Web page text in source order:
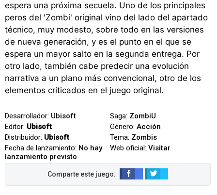
espera una próxima secuela. Uno de los principales
peros del 'Zombi' original vino del lado del apartado
técnico, muy modesto, sobre todo en las versiones
de nueva generación, y es el punto en el que se
espera un mayor salto en la segunda entrega. Por
otro lado, también cabe predecir una evolución
narrativa a un plano más convencional, otro de los
elementos criticados en el juego original.
Desarrollador: Ubisoft
Editor: Ubisoft
Distribuidor: Ubisoft
Fecha de lanzamiento: No hay
lanzamiento previsto
Saga: ZombiU
Género: Acción
Tema: Zombis
Web oficial: Visitar